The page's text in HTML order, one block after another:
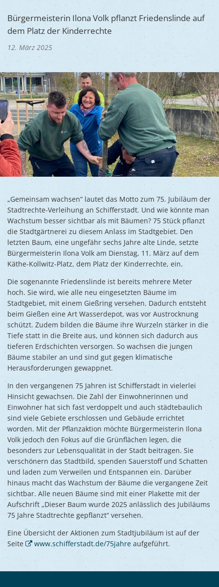
Ukraine
Bürgermeisterin Ilona Volk pflanzt Friedenslinde auf
dem Platz der Kinderrechte
12. März 2025
„Gemeinsam wachsen“ lautet das Motto zum 75. Jubiläum der
Stadtrechte-Verleihung an Schifferstadt. Und wie könnte man
Wachstum besser sichtbar als mit Bäumen? 75 Stück pflanzt
die Stadtgärtnerei zu diesem Anlass im Stadtgebiet. Den
letzten Baum, eine ungefähr sechs Jahre alte Linde, setzte
Bürgermeisterin Ilona Volk am Dienstag, 11. März auf dem
Käthe-Kollwitz-Platz, dem Platz der Kinderrechte, ein.
Die sogenannte Friedenslinde ist bereits mehrere Meter
hoch. Sie wird, wie alle neu eingesetzten Bäume im
Stadtgebiet, mit einem Gießring versehen. Dadurch entsteht
beim Gießen eine Art Wasserdepot, was vor Austrocknung
schützt. Zudem bilden die Bäume ihre Wurzeln stärker in die
Tiefe statt in die Breite aus, und können sich dadurch aus
tieferen Erdschichten versorgen. So wachsen die jungen
Bäume stabiler an und sind gut gegen klimatische
Herausforderungen gewappnet.
In den vergangenen 75 Jahren ist Schifferstadt in vielerlei
Hinsicht gewachsen. Die Zahl der Einwohnerinnen und
Einwohner hat sich fast verdoppelt und auch städtebaulich
sind viele Gebiete erschlossen und Gebäude errichtet
worden. Mit der Pflanzaktion möchte Bürgermeisterin Ilona
Volk jedoch den Fokus auf die Grünflächen legen, die
besonders zur Lebensqualität in der Stadt beitragen. Sie
verschönern das Stadtbild, spenden Sauerstoff und Schatten
und laden zum Verweilen und Entspannen ein. Darüber
hinaus macht das Wachstum der Bäume die vergangene Zeit
sichtbar. Alle neuen Bäume sind mit einer Plakette mit der
Aufschrift „Dieser Baum wurde 2025 anlässlich des Jubiläums
75 Jahre Stadtrechte gepflanzt“ versehen.
Eine Übersicht der Aktionen zum Stadtjubiläum ist auf der
Seite
www.schifferstadt.de/75jahreaufgeführt.